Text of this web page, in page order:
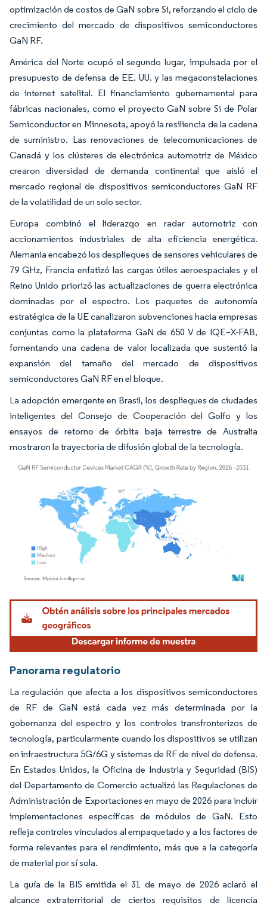
optimización de costos de GaN sobre Si, reforzando el ciclo de
crecimiento del mercado de dispositivos semiconductores
GaN RF.
América del Norte ocupó el segundo lugar, impulsada por el
presupuesto de defensa de EE. UU. y las megaconstelaciones
de internet satelital. El financiamiento gubernamental para
fábricas nacionales, como el proyecto GaN sobre Si de Polar
Semiconductor en Minnesota, apoyó la resiliencia de la cadena
de suministro. Las renovaciones de telecomunicaciones de
Canadá y los clústeres de electrónica automotriz de México
crearon diversidad de demanda continental que aisló el
mercado regional de dispositivos semiconductores GaN RF
de la volatilidad de un solo sector.
Europa combinó el liderazgo en radar automotriz con
accionamientos industriales de alta eficiencia energética.
Alemania encabezó los despliegues de sensores vehiculares de
79 GHz, Francia enfatizó las cargas útiles aeroespaciales y el
Reino Unido priorizó las actualizaciones de guerra electrónica
dominadas por el espectro. Los paquetes de autonomía
estratégica de la UE canalizaron subvenciones hacia empresas
conjuntas como la plataforma GaN de 650 V de IQE–X-FAB,
fomentando una cadena de valor localizada que sustentó la
expansión del tamaño del mercado de dispositivos
semiconductores GaN RF en el bloque.
La adopción emergente en Brasil, los despliegues de ciudades
inteligentes del Consejo de Cooperación del Golfo y los
ensayos de retorno de órbita baja terrestre de Australia
mostraron la trayectoria de difusión global de la tecnología.
Imagen © Mordor Intelligence. El uso requiere atribución según CC BY 4.0.
Panorama regulatorio
La regulación que afecta a los dispositivos semiconductores
de RF de GaN está cada vez más determinada por la
gobernanza del espectro y los controles transfronterizos de
tecnología, particularmente cuando los dispositivos se utilizan
en infraestructura 5G/6G y sistemas de RF de nivel de defensa.
En Estados Unidos, la Oficina de Industria y Seguridad (BIS)
del Departamento de Comercio actualizó las Regulaciones de
Administración de Exportaciones en mayo de 2026 para incluir
implementaciones específicas de módulos de GaN. Esto
refleja controles vinculados al empaquetado y a los factores de
forma relevantes para el rendimiento, más que a la categoría
de material por sí sola.
La guía de la BIS emitida el 31 de mayo de 2026 aclaró el
alcance extraterritorial de ciertos requisitos de licencia